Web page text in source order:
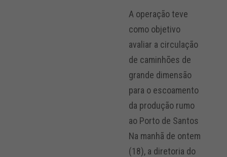
A operação teve
como objetivo
avaliar a circulação
de caminhões de
grande dimensão
para o escoamento
da produção rumo
ao Porto de Santos
Na manhã de ontem
(18), a diretoria do